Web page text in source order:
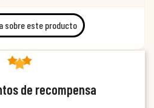
sobre este producto
de recompensa